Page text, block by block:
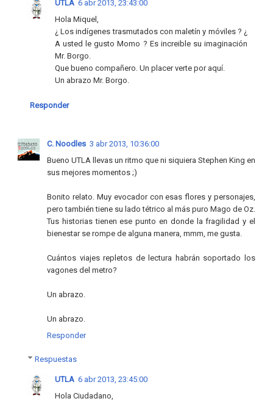
UTLA 6 abr 2013, 23:43:00
Hola Miquel,
¿ Los indígenes trasmutados con maletín y móviles ? ¿
A usted le gusto Momo ? Es increible su imaginación
Mr. Borgo.
Que bueno compañero. Un placer verte por aquí.
Un abrazo Mr. Borgo.
Responder
C. Noodles 3 abr 2013, 10:36:00
Bueno UTLA llevas un ritmo que ni siquiera Stephen King en
sus mejores momentos ;)
Bonito relato. Muy evocador con esas flores y personajes,
pero también tiene su lado tétrico al más puro Mago de Oz.
Tus historias tienen ese punto en donde la fragilidad y el
bienestar se rompe de alguna manera, mmm, me gusta.
Cuántos viajes repletos de lectura habrán soportado los
vagones del metro?
Un abrazo.
Un abrazo.
Responder
Respuestas
UTLA 6 abr 2013, 23:45:00
Hola Ciudadano,